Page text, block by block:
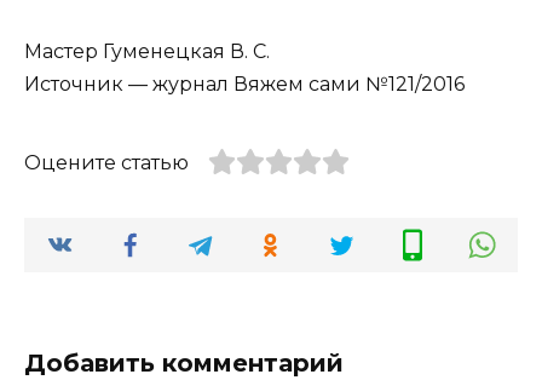
Мастер Гуменецкая В. С.
Источник — журнал Вяжем сами №121/2016
Оцените статью
Добавить комментарий